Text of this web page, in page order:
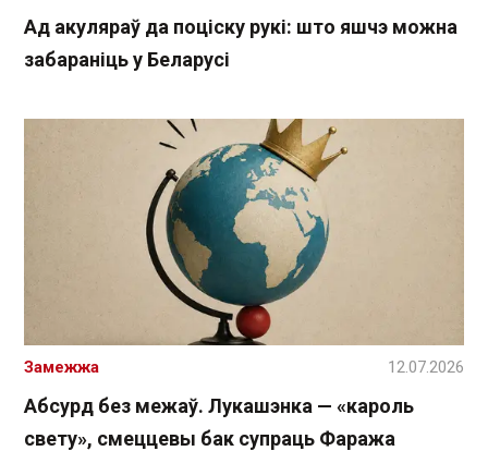
Ад акуляраў да поціску рукі: што яшчэ можна
забараніць у Беларусі
Абсурд без межаў. Лукашэнка — «кароль
свету», смеццевы бак супраць Фаража
Замежжа 12.07.2026